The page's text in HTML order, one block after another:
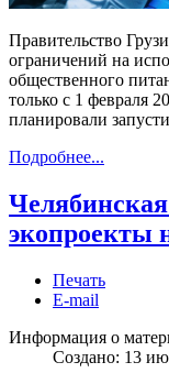
Правительство
ограничений на
общественного
только с 1 февраля
планировали
Подробнее...
Печать
E-mail
Информация о
Создано: 13